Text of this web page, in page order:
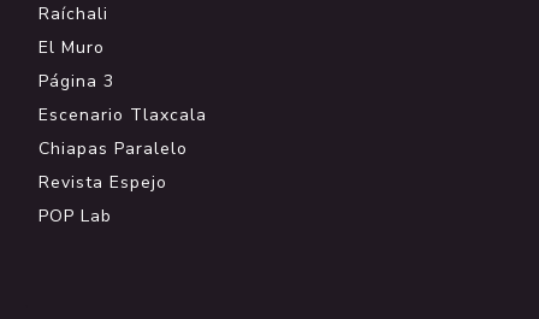
Raíchali
El Muro
Página 3
Escenario Tlaxcala
Chiapas Paralelo
Revista Espejo
POP Lab